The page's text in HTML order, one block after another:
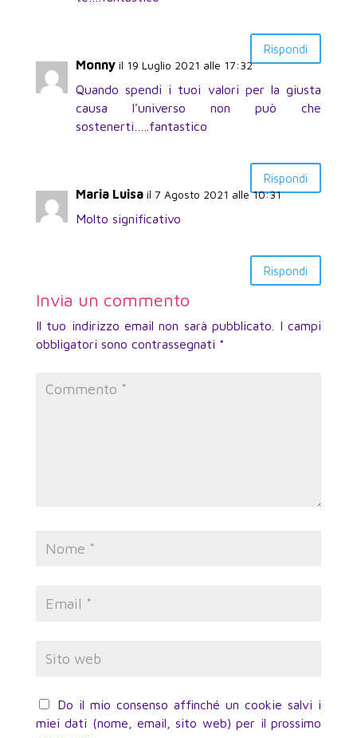
Rispondi
Monny il 19 Luglio 2021 alle 17:32
Quando spendi i tuoi valori per la giusta
causa l’universo non può che
sostenerti…..fantastico
Rispondi
Maria Luisa il 7 Agosto 2021 alle 10:31
Molto significativo
Rispondi
Invia un commento
Il tuo indirizzo email non sarà pubblicato.
I campi
obbligatori sono contrassegnati *
Do il mio consenso affinché un cookie salvi i
miei dati (nome, email, sito web) per il prossimo